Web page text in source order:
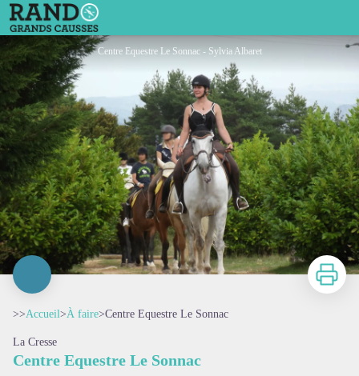
Centre Equestre Le Sonnac
Centre Equestre Le Sonnac - Sylvia Albaret
Imprimer
>>Accueil>À faire>Centre Equestre Le Sonnac
La Cresse
Centre Equestre Le Sonnac